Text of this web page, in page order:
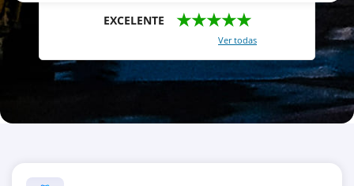
EXCELENTE ★★★★★
Ver todas